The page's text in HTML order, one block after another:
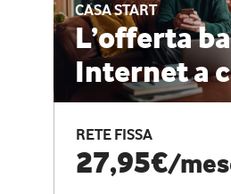
CASA START
L’offerta
Internet a
RETE FISSA
27,95€/
ESCLUSIVA
CASA PRO